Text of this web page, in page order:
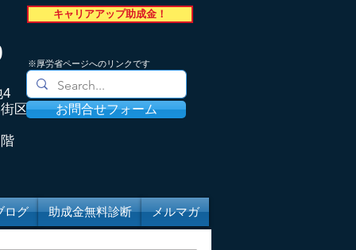
キャリアアップ助成金！
​※厚労省ページへのリンクです
4
区
お問合せフォーム
ログ 助成金無料診断 メルマガ